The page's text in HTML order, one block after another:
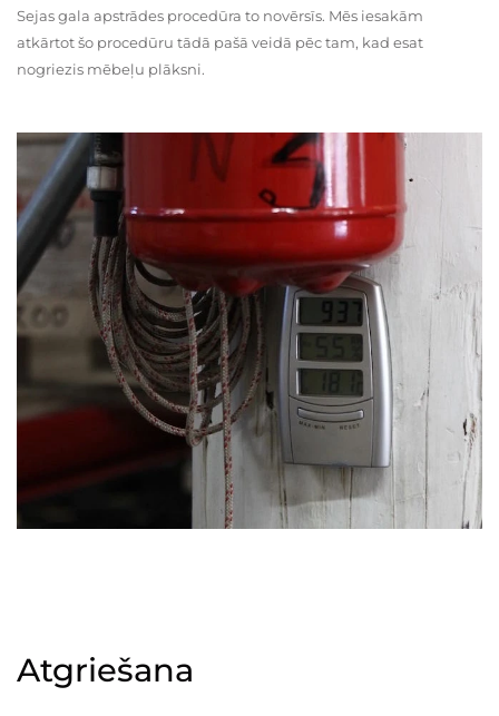
Sejas gala apstrādes procedūra to novērsīs. Mēs iesakām
atkārtot šo procedūru tādā pašā veidā pēc tam, kad esat
nogriezis mēbeļu plāksni.
Atgriešana